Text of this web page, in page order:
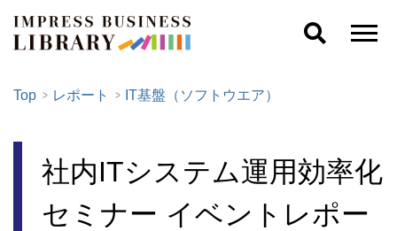
Top レポート IT基盤（ソフトウエア）
社内ITシステム運用効率化
セミナー イベントレポー